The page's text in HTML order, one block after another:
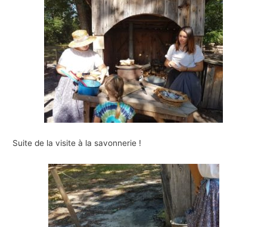
Suite de la visite à la savonnerie !